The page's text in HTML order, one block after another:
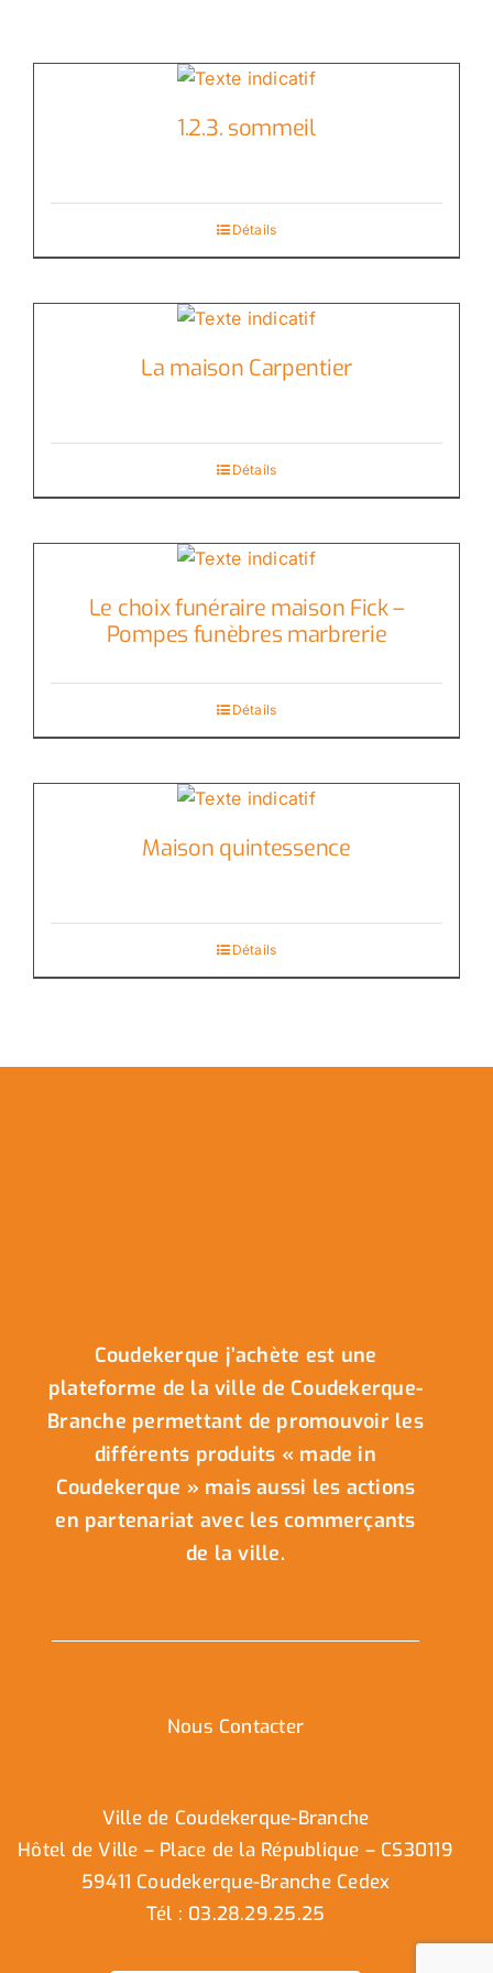
1.2.3. sommeil
Détails
La maison Carpentier
Détails
Le choix funéraire maison Fick –
Pompes funèbres marbrerie
Détails
Maison quintessence
Détails
Coudekerque j’achète est une
plateforme de la ville de Coudekerque-
Branche permettant de promouvoir les
différents produits « made in
Coudekerque » mais aussi les actions
en partenariat avec les commerçants
de la ville.
Nous Contacter
Ville de Coudekerque-Branche
Hôtel de Ville – Place de la République – CS30119
59411 Coudekerque-Branche Cedex
Tél : 03.28.29.25.25